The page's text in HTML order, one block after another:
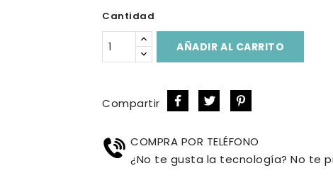
Cantidad
AÑADIR AL CARRITO
Compartir
COMPRA POR TELÉFONO
¿No te gusta la tecnología? No te